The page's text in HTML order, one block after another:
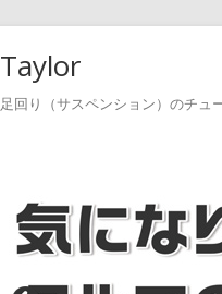
Taylor
足回り（サスペンション）のチュ